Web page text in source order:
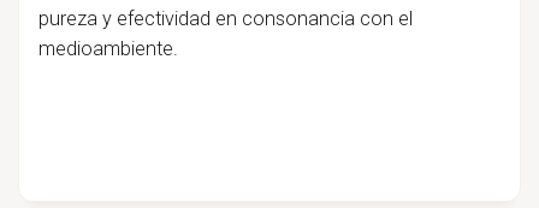
pureza y efectividad en consonancia con el
medioambiente.